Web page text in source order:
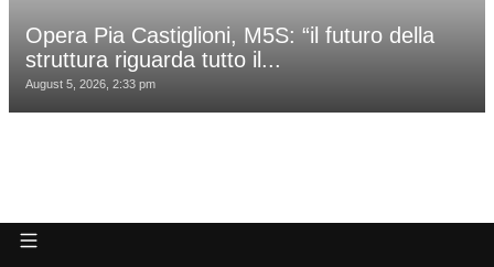
Opera Pia Castiglioni, M5S: “il futuro della
struttura riguarda tutto il...
August 5, 2026, 2:33 pm